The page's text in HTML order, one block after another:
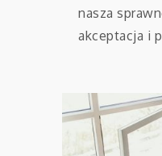
nasza
akceptacja i